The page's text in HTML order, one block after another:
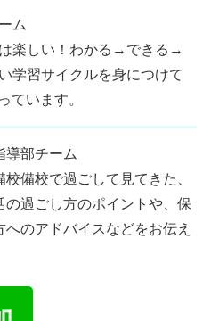
ム
楽しい！わかる→できる→
学習サイクルを身につけて
ています。
部チーム
校備校で過ごして見てきた、
の過ごし方のポイントや、保
へのアドバイスなどをお伝え